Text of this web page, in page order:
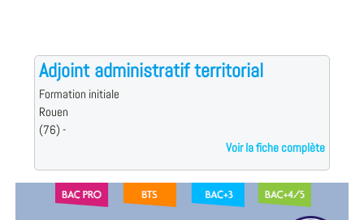
Adjoint administratif territorial
Formation initiale
Rouen
(76) -
Voir la fiche complète